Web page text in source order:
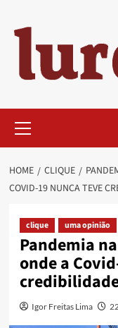
content
Menu
HOME CLIQUE
COVID-19 NUNCA TEVE
clique uma opinião
Pandemia
onde a
Igor Freitas Lima